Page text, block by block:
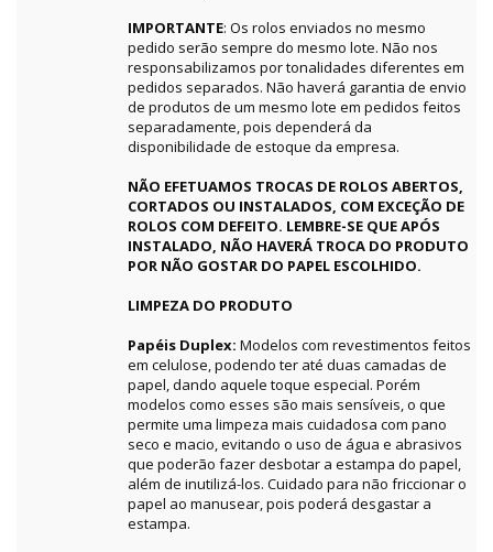
IMPORTANTE: Os rolos enviados no mesmo
pedido serão sempre do mesmo lote. Não nos
responsabilizamos por tonalidades diferentes em
pedidos separados. Não haverá garantia de envio
de produtos de um mesmo lote em pedidos feitos
separadamente, pois dependerá da
disponibilidade de estoque da empresa.
NÃO EFETUAMOS TROCAS DE ROLOS ABERTOS,
CORTADOS OU INSTALADOS, COM EXCEÇÃO DE
ROLOS COM DEFEITO. LEMBRE-SE QUE APÓS
INSTALADO, NÃO HAVERÁ TROCA DO PRODUTO
POR NÃO GOSTAR DO PAPEL ESCOLHIDO.
LIMPEZA DO PRODUTO
Papéis Duplex: Modelos com revestimentos feitos
em celulose, podendo ter até duas camadas de
papel, dando aquele toque especial. Porém
modelos como esses são mais sensíveis, o que
permite uma limpeza mais cuidadosa com pano
seco e macio, evitando o uso de água e abrasivos
que poderão fazer desbotar a estampa do papel,
além de inutilizá-los. Cuidado para não friccionar o
papel ao manusear, pois poderá desgastar a
estampa.